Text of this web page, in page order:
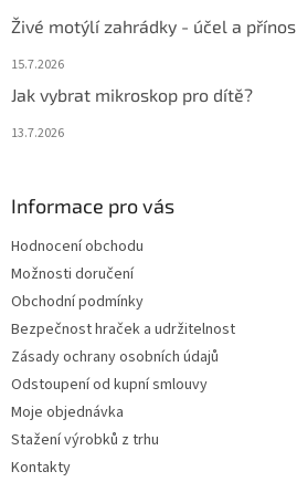
Živé motýlí zahrádky - účel a přínos
15.7.2026
Jak vybrat mikroskop pro dítě?
13.7.2026
Informace pro vás
Hodnocení obchodu
Možnosti doručení
Obchodní podmínky
Bezpečnost hraček a udržitelnost
Zásady ochrany osobních údajů
Odstoupení od kupní smlouvy
Moje objednávka
Stažení výrobků z trhu
Kontakty